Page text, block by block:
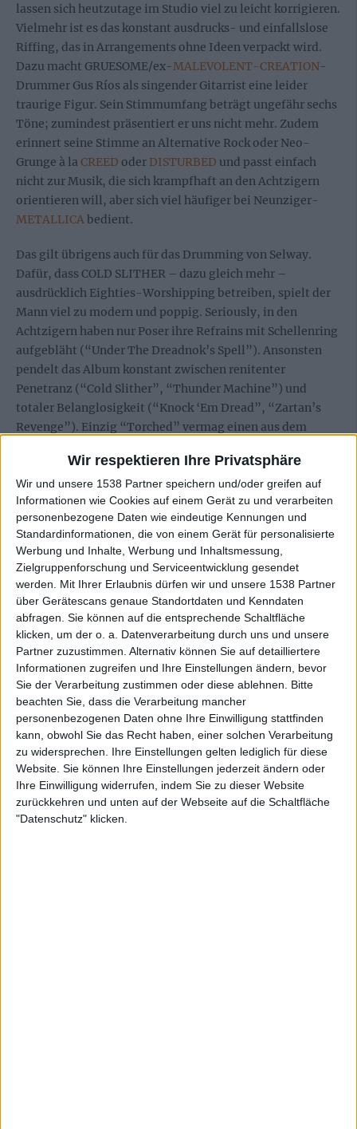
Wir respektieren Ihre Privatsphäre
Wir und unsere 1538 Partner speichern und/oder greifen auf
Informationen wie Cookies auf einem Gerät zu und verarbeiten
personenbezogene Daten wie eindeutige Kennungen und
Standardinformationen, die von einem Gerät für personalisierte
Werbung und Inhalte, Werbung und Inhaltsmessung,
Zielgruppenforschung und Serviceentwicklung gesendet
werden.
Mit Ihrer Erlaubnis dürfen wir und unsere 1538 Partner
über Gerätescans genaue Standortdaten und Kenndaten
abfragen. Sie können auf die entsprechende Schaltfläche
klicken, um der o. a. Datenverarbeitung durch uns und unsere
Partner zuzustimmen. Alternativ können Sie auf detailliertere
Informationen zugreifen und Ihre Einstellungen ändern, bevor
Sie der Verarbeitung zustimmen oder diese ablehnen.
Bitte
beachten Sie, dass die Verarbeitung mancher
personenbezogenen Daten ohne Ihre Einwilligung stattfinden
kann, obwohl Sie das Recht haben, einer solchen Verarbeitung
zu widersprechen. Ihre Einstellungen gelten lediglich für diese
Website. Sie können Ihre Einstellungen jederzeit ändern oder
Ihre Einwilligung widerrufen, indem Sie zu dieser Website
zurückkehren und unten auf der Webseite auf die Schaltfläche
"Datenschutz" klicken.
lassen sich heutzutage im Studio viel zu leicht korrigieren.
Vielmehr ist es das konstant ausdrucks- und einfallslose
Riffing, das in Arrangements ohne Ideen verpackt wird.
Dazu macht GRUESOME/ex-MALEVOLENT-CREATION-
Drummer Gus Ríos als singender Gitarrist eine leider
traurige Figur. Sein Stimmumfang beträgt ungefähr sechs
Töne; zumindest präsentiert er uns nicht mehr. Zudem
erinnert seine Stimme an Alternative Rock oder Neo-
Grunge à la CREED oder DISTURBED und passt einfach
nicht zur Musik, die sich krampfhaft an den Achtzigern
orientieren will, aber sich viel häufiger bei Neunziger-
METALLICA bedient.
Das gilt übrigens auch für das Drumming von Selway.
Dafür, dass COLD SLITHER – dazu gleich mehr –
ausdrücklich Eighties-Worshipping betreiben, spielt der
Mann viel zu modern und poppig. Seriously, in den
Achtzigern haben nur Poser ihre Refrains mit Schellenring
aufgebläht (“Under The Dreadnok’s Spell”). Ansonsten
pendelt das Album konstant zwischen renitenter
Penetranz (“Cold Slither”, “Thunder Machine”) und
totaler Belanglosigkeit (“Knock ‘Em Dread”, “Zartan’s
Revenge”). Einzig “Torched” vermag einen aus dem
ebenfalls eine 08/15-Uptempo-Nummer aus der Dose.
Der Hintergrund macht es nicht besser
Wir haben bisher noch nicht darüber gesprochen, dass
COLD SLITHER eine Auftragsarbeit der Spielefirma
Hasbro und des Plattenlabels Reigning Phoenix sind.
Einige dürften wissen, dass es in dem Franchise “G.I. Joe”
1985 eine fiktive Band namens COLD SLITHER gab – die
soll in der vorliegenden Form zum Leben erweckt werden.
Warum klingt das Ganze dann wie die witzlosesten
Auswüchse von 1999? Keine Ahnung. Ganz unabhängig
davon ist dieser halbgare PR-Scherz strunzlangweilig und
geht einem spätestens ab der Hälfte nur noch auf die
Nerven. Können wir uns bitte darauf einigen, dass Heavy
Metal und Auftragsmusik für Werbekampagnen nichts
miteinander zu tun haben sollten?